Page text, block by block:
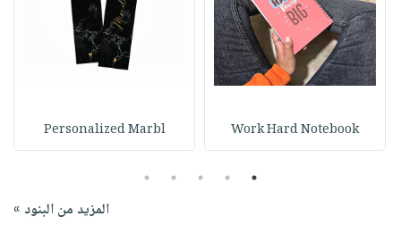
Work Hard Notebook
Personalized Marbl
1
2
3
4
5
المزيد من البنود »